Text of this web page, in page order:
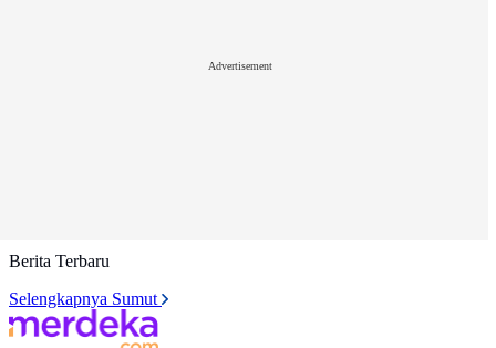
Advertisement
Berita Terbaru
Selengkapnya Sumut